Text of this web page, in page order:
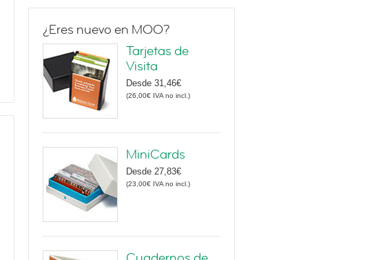
¿Eres nuevo en MOO?
Tarjetas de
Visita
Desde 31,46€
(26,00€ IVA no incl. )
MiniCards
Desde 27,83€
(23,00€ IVA no incl. )